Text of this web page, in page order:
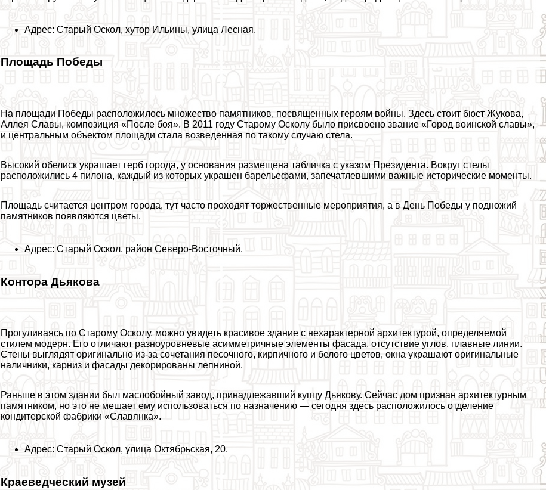
Адрес: Старый Оскол, хутор Ильины, улица Лесная.
Площадь Победы
На площади Победы расположилось множество памятников, посвященных героям войны. Здесь стоит бюcт Жукова,
Аллея Славы, композиция «После боя». В 2011 году Старому Осколу было присвоено звание «Город воинской славы»,
и центральным объектом площади стала возведенная по такому случаю стела.
Высокий обелиск украшает герб города, у основания размещена табличка с указом Президента. Вокруг стелы
расположились 4 пилона, каждый из которых украшен барельефами, запечатлевшими важные исторические моменты.
Площадь считается центром города, тут часто проходят торжественные мероприятия, а в День Победы у подножий
памятников появляются цветы.
Адрес: Старый Оскол, район Северо-Восточный.
Контора Дьякова
Прогуливаясь по Старому Осколу, можно увидеть красивое здание с нехаpaктерной архитектурой, определяемой
стилем модерн. Его отличают разноуровневые асимметричные элементы фасада, отсутствие углов, плавные линии.
Стены выглядят оригинально из-за сочетания песочного, кирпичного и белого цветов, окна украшают оригинальные
наличники, карниз и фасады декорированы лепниной.
Раньше в этом здании был маслобойный завод, принадлежавший купцу Дьякову. Сейчас дом признан архитектурным
памятником, но это не мешает ему использоваться по назначению — сегодня здесь расположилось отделение
кондитерской фабрики «Славянка».
Адрес: Старый Оскол, улица Октябрьская, 20.
Краеведческий музей